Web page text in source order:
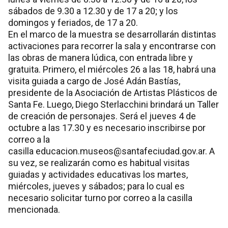
sábados de 9.30 a 12.30 y de 17 a 20; y los
domingos y feriados, de 17 a 20.
En el marco de la muestra se desarrollarán distintas
activaciones para recorrer la sala y encontrarse con
las obras de manera lúdica, con entrada libre y
gratuita. Primero, el miércoles 26 a las 18, habrá una
visita guiada a cargo de José Adán Bastías,
presidente de la Asociación de Artistas Plásticos de
Santa Fe. Luego, Diego Sterlacchini brindará un Taller
de creación de personajes. Será el jueves 4 de
octubre a las 17.30 y es necesario inscribirse por
correo a la
casilla educacion.museos@santafeciudad.gov.ar. A
su vez, se realizarán como es habitual visitas
guiadas y actividades educativas los martes,
miércoles, jueves y sábados; para lo cual es
necesario solicitar turno por correo a la casilla
mencionada.